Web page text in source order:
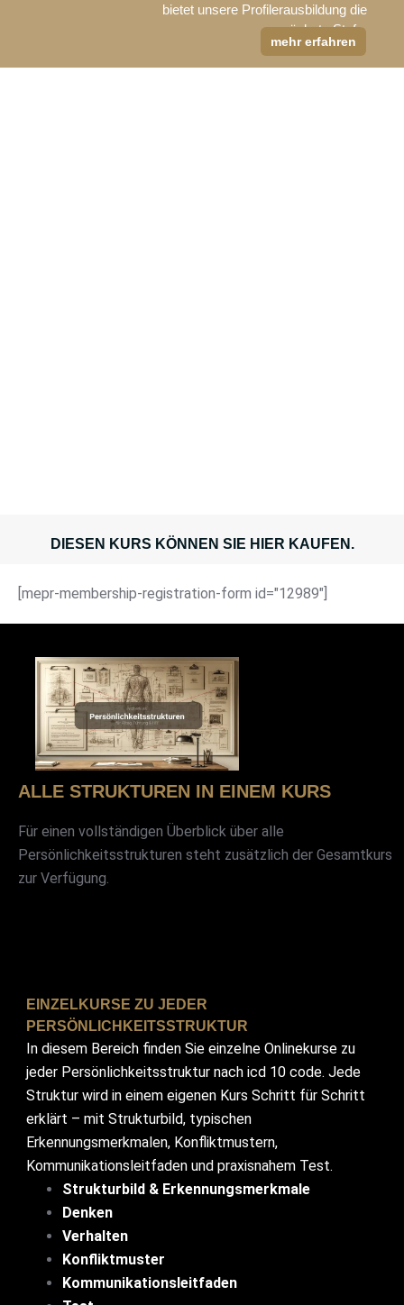
bietet unsere Profilerausbildung die
nächste Stufe.
mehr erfahren
DIESEN KURS KÖNNEN SIE HIER KAUFEN.
[mepr-membership-registration-form id="12989"]
ALLE STRUKTUREN IN EINEM KURS
Für einen vollständigen Überblick über alle
Persönlichkeitsstrukturen steht zusätzlich der Gesamtkurs
zur Verfügung.
EINZELKURSE ZU JEDER
PERSÖNLICHKEITSSTRUKTUR
In diesem Bereich finden Sie einzelne Onlinekurse zu
jeder Persönlichkeitsstruktur nach icd 10 code. Jede
Struktur wird in einem eigenen Kurs Schritt für Schritt
erklärt – mit Strukturbild, typischen
Erkennungsmerkmalen, Konfliktmustern,
Kommunikationsleitfaden und praxisnahem Test.
Strukturbild & Erkennungsmerkmale
Denken
Verhalten
Konfliktmuster
Kommunikationsleitfaden